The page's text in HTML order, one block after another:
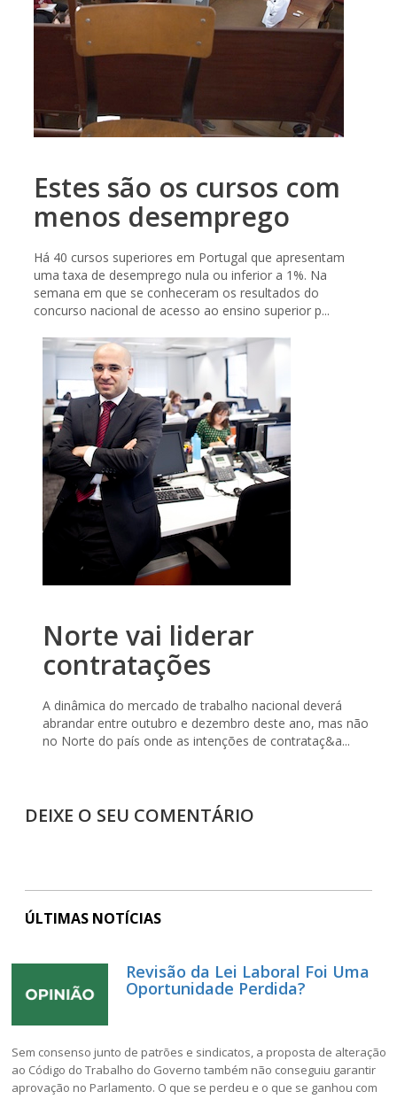
Estes são os cursos com
menos desemprego
Há 40 cursos superiores em Portugal que apresentam
uma taxa de desemprego nula ou inferior a 1%. Na
semana em que se conheceram os resultados do
concurso nacional de acesso ao ensino superior p...
Norte vai liderar
contratações
A dinâmica do mercado de trabalho nacional deverá
abrandar entre outubro e dezembro deste ano, mas não
no Norte do país onde as intenções de contrataç&a...
DEIXE O SEU COMENTÁRIO
ÚLTIMAS NOTÍCIAS
Revisão da Lei Laboral Foi Uma
Oportunidade Perdida?
Sem consenso junto de patrões e sindicatos, a proposta de alteração
ao Código do Trabalho do Governo também não conseguiu garantir
aprovação no Parlamento. O que se perdeu e o que se ganhou com